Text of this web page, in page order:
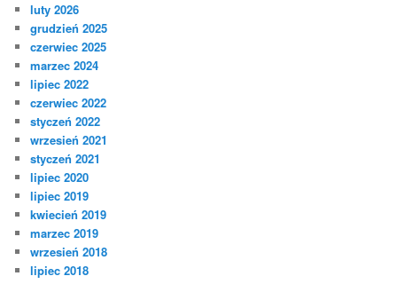
luty 2026
grudzień 2025
czerwiec 2025
marzec 2024
lipiec 2022
czerwiec 2022
styczeń 2022
wrzesień 2021
styczeń 2021
lipiec 2020
lipiec 2019
kwiecień 2019
marzec 2019
wrzesień 2018
lipiec 2018